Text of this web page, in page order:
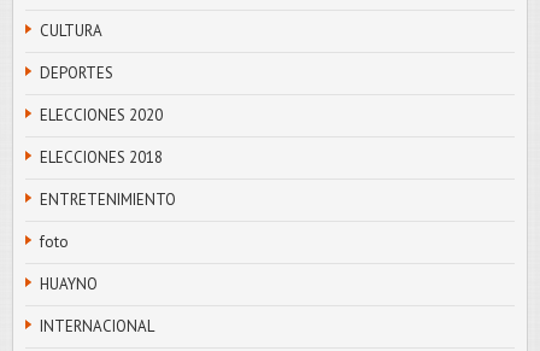
CULTURA
DEPORTES
ELECCIONES 2020
ELECCIONES 2018
ENTRETENIMIENTO
foto
HUAYNO
INTERNACIONAL